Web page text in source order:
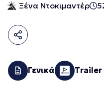
Ξένα Ντοκιμαντέρ
Γενικά Trailer